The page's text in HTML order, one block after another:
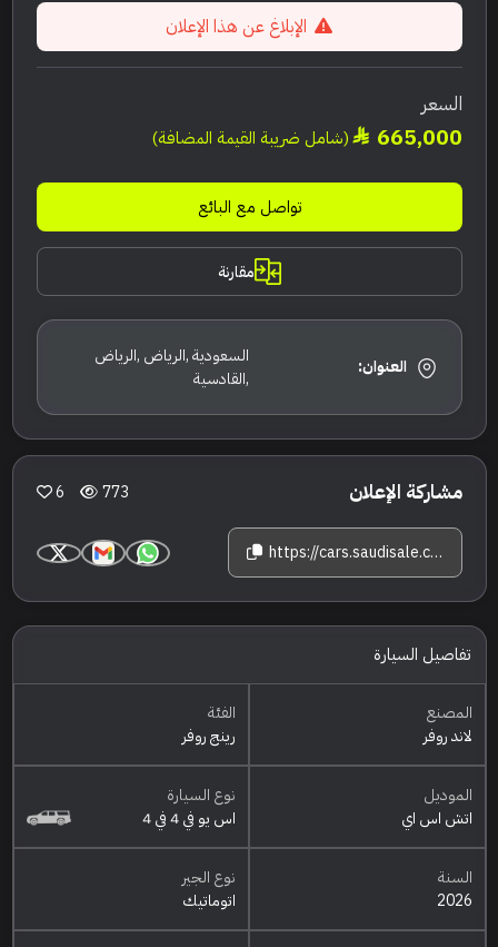
الإبلاغ عن هذا الإعلان
السعر
665,000 (شامل ضريبة القيمة المضافة)
تواصل مع البائع
مقارنة
العنوان:
السعودية ,الرياض ,الرياض
,القادسية
مشاركة الإعلان 773
6
https://cars.saudisale.com/listings/Qa4G2h/2026-%D9%84%D8%A7%D9%86%D8%AF-%D8%B1%D9%88%D9%81%D8%B1-%D8%B1%D9%8A%D9%86%D8%AC-%D8%B1%D9%88%D9%81%D8%B1-%D8%A7%D8%AA%D8%B4-%D8%A7%D8%B3-%D8%A7%D9%8A
تفاصيل السيارة
المصنع
لاند روفر
الفئة
رينج روفر
الموديل
اتش اس اي
نوع السيارة
اس يو في 4 في 4
السنة
2026
نوع الجير
اتوماتيك